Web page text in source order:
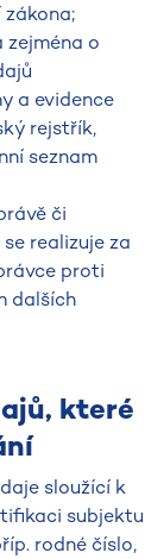
zejména o
a evidence
rejstřík,
seznam
či
realizuje za
proti
dalších
které
sloužící k
subjektu
rodné číslo,